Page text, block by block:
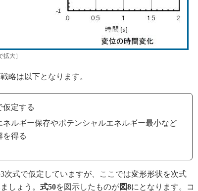
大］
略は以下となります。
仮定する
ルギー保存やポテンシャルエネルギー最小など
を得る
式で仮定していますが、ここでは変形形状を次式
しょう。 式50を図示したものが図8にとなります。コ